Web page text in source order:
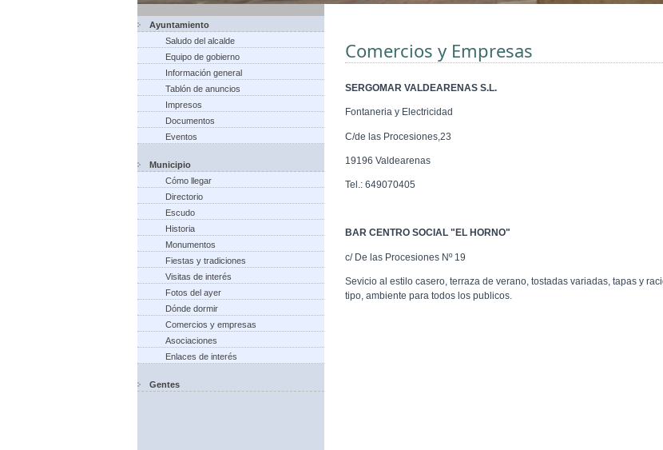
Ayuntamiento
Saludo del alcalde
Equipo de gobierno
Información general
Tablón de anuncios
Impresos
Documentos
Eventos
Municipio
Cómo llegar
Directorio
Escudo
Historia
Monumentos
Fiestas y tradiciones
Visitas de interés
Fotos del ayer
Dónde dormir
Comercios y empresas
Asociaciones
Enlaces de interés
Gentes
Comercios y Empresas
SERGOMAR VALDEARENAS S.L.
Fontaneria y Electricidad
C/de las Procesiones,23
19196 Valdearenas
Tel.: 649070405
BAR CENTRO SOCIAL "EL HORNO"
c/ De las Procesiones Nº 19
Sevicio al estilo casero, terraza de verano, tostadas variadas, tapas y
tipo, ambiente para todos los publicos.